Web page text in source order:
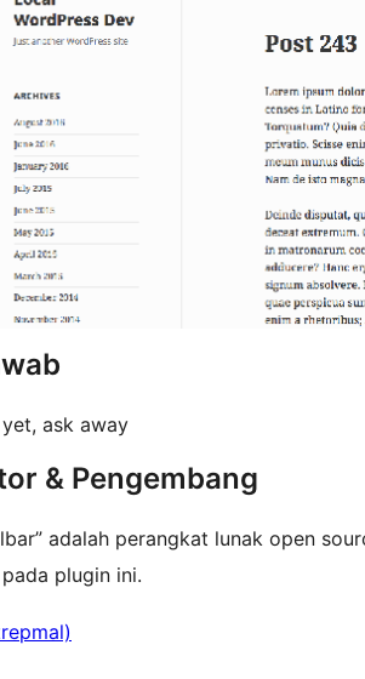
ask away
& Pengembang
adalah perangkat lunak open
plugin ini.